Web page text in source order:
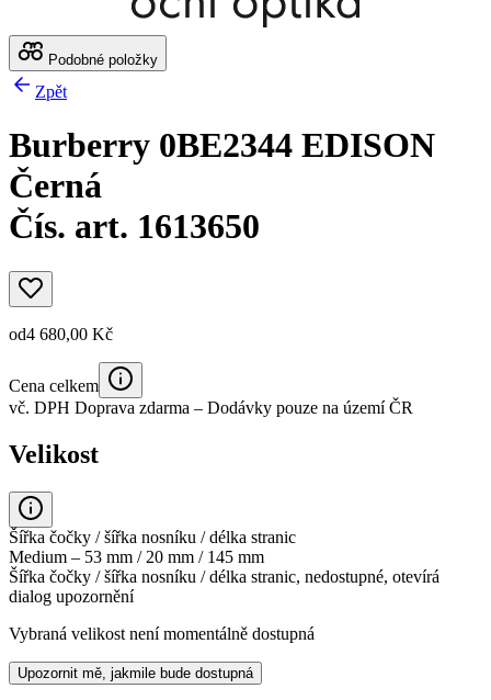
Podobné položky
Zpět
Burberry 0BE2344 EDISON
Černá
Čís. art. 1613650
od4 680,00 Kč
Cena celkem
vč. DPH Doprava zdarma – Dodávky pouze na území ČR
Velikost
Šířka čočky / šířka nosníku / délka stranic
Medium – 53 mm / 20 mm / 145 mm
Šířka čočky / šířka nosníku / délka stranic, nedostupné, otevírá
dialog upozornění
Vybraná velikost není momentálně dostupná
Upozornit mě, jakmile bude dostupná